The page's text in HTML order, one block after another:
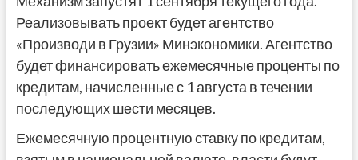
Реализовывать проект будет агентство
«Производи в Грузии» Минэкономики. Агентство
будет финансировать ежемесячные проценты по
кредитам, начисленные с 1 августа в течении
последующих шести месяцев.
Ежемесячную процентную ставку по кредитам,